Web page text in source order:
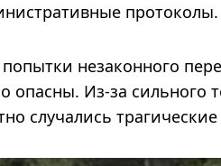
протоколы.
незаконного
опасны. Из-за сильного
случались трагические